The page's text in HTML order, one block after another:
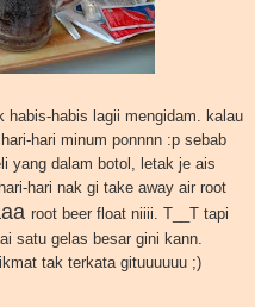
habis-habis lagii mengidam. kalau
hari minum ponnnn :p sebab
yang dalam botol, letak je ais
hari nak gi take away air root
root beer float niiii. T__T tapi
satu gelas besar gini kann.
tak terkata gituuuuuu ;)